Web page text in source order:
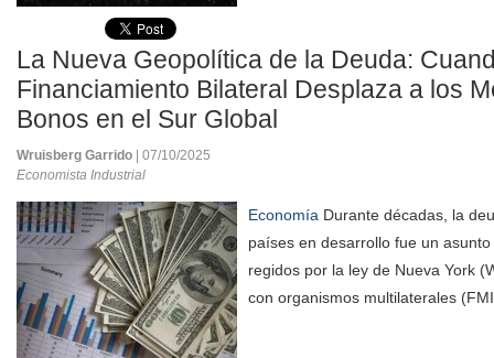
La Nueva Geopolítica de la Deuda:
Financiamiento Bilateral Desplaza a los
Bonos en el Sur Global
Wruisberg Garrido
| 07/10/2025
Economista Industrial
Economía Durante décadas, la
países en desarrollo fue un
regidos por la ley de Nueva York
con organismos multilaterales